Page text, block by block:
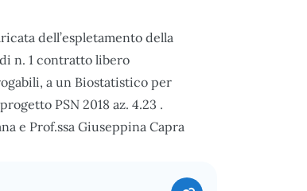
dell’espletamento della
n. 1 contratto libero
a un Biostatistico per
PSN 2018 az. 4.23 .
e Prof.ssa Giuseppina Capra